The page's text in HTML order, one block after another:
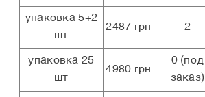
упаковка 5+2
шт
2487 грн 2
упаковка 25
шт
4980 грн
0(под
заказ)